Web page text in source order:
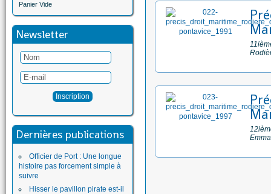
Panier Vide
Newsletter
Dernières publications
Officier de Port : Une longue
histoire pas forcement simple à
suivre
Hisser le pavillon pirate est-il